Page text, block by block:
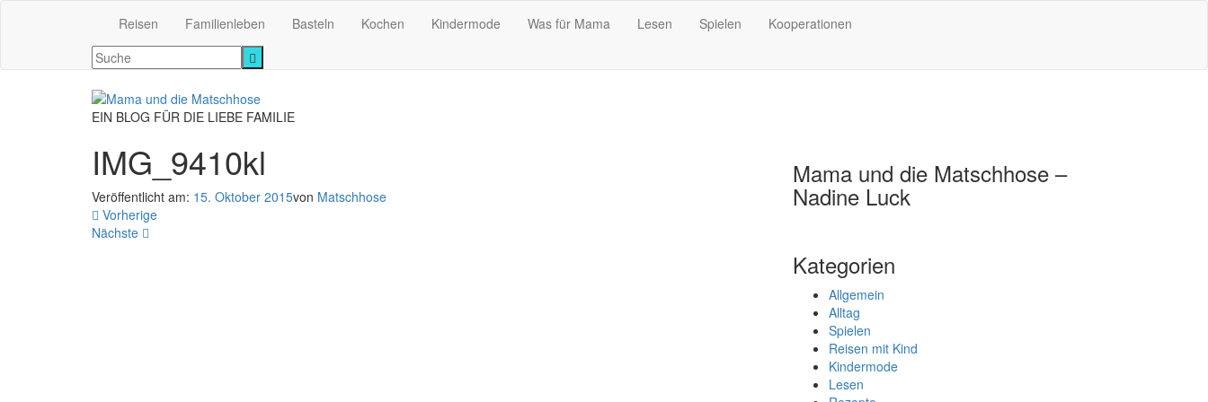
Reisen Familienleben Basteln Kochen Kindermode Was für Mama Lesen Spielen Kooperationen
EIN BLOG FÜR DIE LIEBE FAMILIE
IMG_9410kl
Veröffentlicht am: 15. Oktober 2015von Matschhose
Vorherige
Nächste
Mama und die Matschhose –
Nadine Luck
Kategorien
Allgemein
Alltag
Spielen
Reisen mit Kind
Kindermode
Lesen